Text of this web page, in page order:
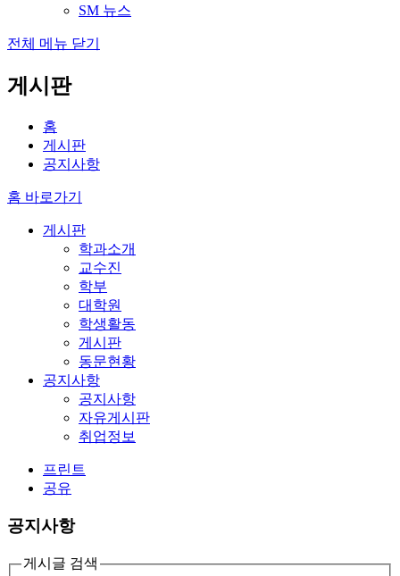
SM 뉴스
전체 메뉴 닫기
게시판
홈
게시판
공지사항
홈 바로가기
게시판
학과소개
교수진
학부
대학원
학생활동
게시판
동문현황
공지사항
공지사항
자유게시판
취업정보
프린트
공유
공지사항
게시글 검색